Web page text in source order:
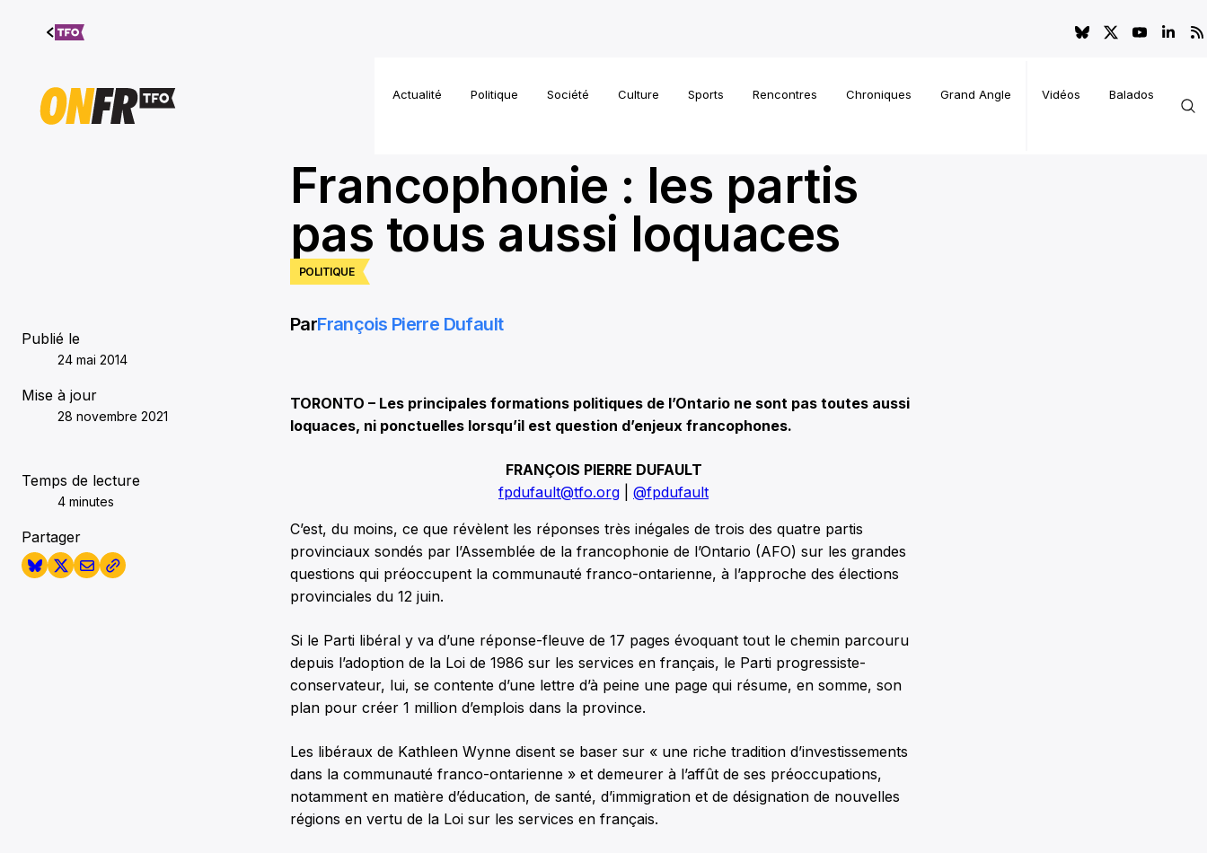
Aller au
contenu
Actualité Politique Société Culture Sports Rencontres Chroniques Grand Angle Vidéos Balados
POLITIQUE
Francophonie : les partis
pas tous aussi loquaces
Publié le
24 mai 2014
Mise à jour
28 novembre 2021
Temps de lecture
4 minutes
Partager
ParFrançois Pierre Dufault
TORONTO – Les principales formations politiques de l’Ontario ne sont pas toutes aussi
loquaces, ni ponctuelles lorsqu’il est question d’enjeux francophones.
FRANÇOIS PIERRE DUFAULT
fpdufault@tfo.org
@fpdufault
C’est, du moins, ce que révèlent les réponses très inégales de trois des quatre partis
provinciaux sondés par l’Assemblée de la francophonie de l’Ontario (AFO) sur les grandes
questions qui préoccupent la communauté franco-ontarienne, à l’approche des élections
provinciales du 12 juin.
Si le Parti libéral y va d’une réponse-fleuve de 17 pages évoquant tout le chemin parcouru
depuis l’adoption de la Loi de 1986 sur les services en français, le Parti progressiste-
conservateur, lui, se contente d’une lettre d’à peine une page qui résume, en somme, son
plan pour créer 1 million d’emplois dans la province.
Les libéraux de Kathleen Wynne disent se baser sur « une riche tradition d’investissements
dans la communauté franco-ontarienne » et demeurer à l’affût de ses préoccupations,
notamment en matière d’éducation, de santé, d’immigration et de désignation de nouvelles
régions en vertu de la Loi sur les services en français.